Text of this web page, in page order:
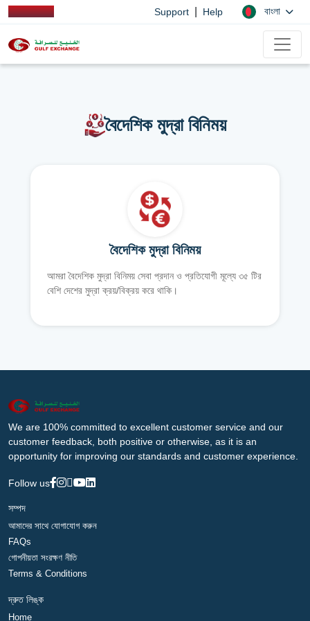
Support Help বাংলা
বৈদেশিক মুদ্রা বিনিময়
বৈদেশিক মুদ্রা বিনিময়
আমরা বৈদেশিক মুদ্রা বিনিময় সেবা প্রদান ও প্রতিযোগী মূল্যে ৩৫ টির
বেশি দেশের মুদ্রা ক্রয়/বিক্রয় করে থাকি।
We are 100% committed to excellent customer service and our
customer feedback, both positive or otherwise, as it is an
opportunity for improving our standards and customer experience.
Follow us
সম্পদ
আমাদের সাথে যোগাযোগ করুন
FAQs
গোপনীয়তা সংরক্ষণ নীতি
Terms & Conditions
দ্রুত লিঙ্ক
Home